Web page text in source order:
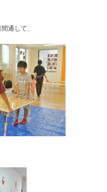
通して、